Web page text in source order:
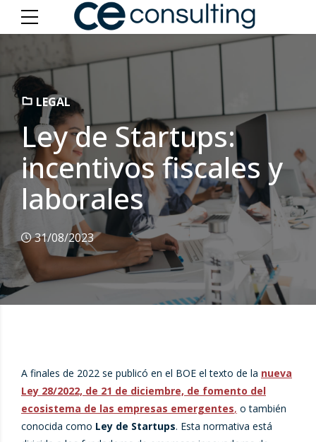
LEGAL
Ley de Startups:
incentivos fiscales y
laborales
31/08/2023
A finales de 2022 se publicó en el BOE el texto de la nueva
Ley 28/2022, de 21 de diciembre, de fomento del
ecosistema de las empresas emergentes, o también
conocida como Ley de Startups. Esta normativa está